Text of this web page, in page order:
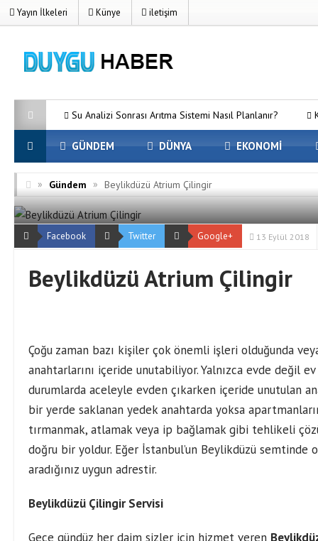
Yayın İlkeleri Künye iletişim
Su Analizi Sonrası Arıtma Sistemi Nasıl Planlanır? Kurumsal
GÜNDEM DÜNYA EKONOMİ
» Gündem » Beylikdüzü Atrium Çilingir
Facebook Twitter Google+ 13 Eylül 2018
Beylikdüzü Atrium Çilingir
Çoğu zaman bazı kişiler çok önemli işleri olduğunda
anahtarlarını içeride unutabiliyor. Yalnızca evde değil
durumlarda aceleyle evden çıkarken içeride unutulan
bir yerde saklanan yedek anahtarda yoksa
tırmanmak, atlamak veya ip bağlamak gibi tehlikeli
doğru bir yoldur. Eğer İstanbul’un Beylikdüzü semtinde
aradığınız uygun adrestir.
Beylikdüzü Çilingir Servisi
Gece gündüz her daim sizler için hizmet veren